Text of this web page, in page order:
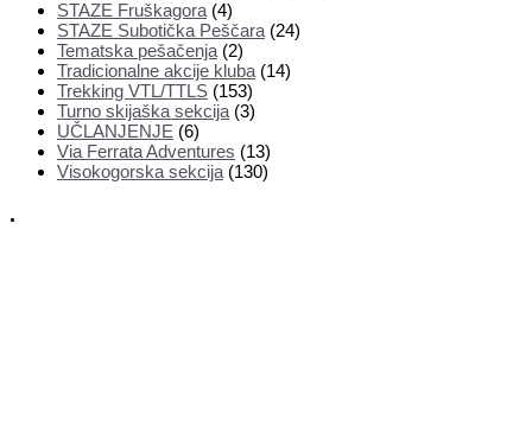
STAZE Fruškagora (4)
STAZE Subotička Peščara (24)
Tematska pešačenja (2)
Tradicionalne akcije kluba (14)
Trekking VTL/TTLS (153)
Turno skijaška sekcija (3)
UČLANJENJE (6)
Via Ferrata Adventures (13)
Visokogorska sekcija (130)
.